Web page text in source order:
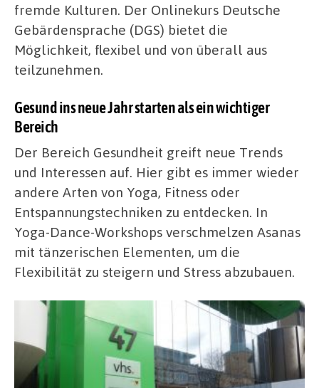
fremde Kulturen. Der Onlinekurs Deutsche
Gebärdensprache (DGS) bietet die
Möglichkeit, flexibel und von überall aus
teilzunehmen.
Gesund ins neue Jahr starten als ein wichtiger
Bereich
Der Bereich Gesundheit greift neue Trends
und Interessen auf. Hier gibt es immer wieder
andere Arten von Yoga, Fitness oder
Entspannungstechniken zu entdecken. In
Yoga-Dance-Workshops verschmelzen Asanas
mit tänzerischen Elementen, um die
Flexibilität zu steigern und Stress abzubauen.